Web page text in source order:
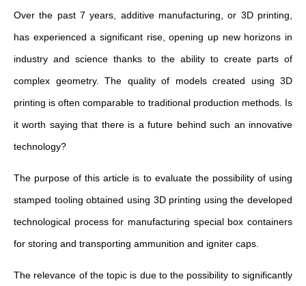
Over the past 7 years, additive manufacturing, or 3D printing,
has experienced a significant rise, opening up new horizons in
industry and science thanks to the ability to create parts of
complex geometry. The quality of models created using 3D
printing is often comparable to traditional production methods. Is
it worth saying that there is a future behind such an innovative
technology?
The purpose of this article is to evaluate the possibility of using
stamped tooling obtained using 3D printing using the developed
technological process for manufacturing special box containers
for storing and transporting ammunition and igniter caps.
The relevance of the topic is due to the possibility to significantly